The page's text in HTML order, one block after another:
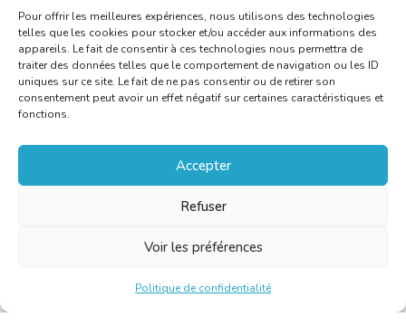
Pour offrir les meilleures expériences, nous utilisons des technologies
telles que les cookies pour stocker et/ou accéder aux informations des
appareils. Le fait de consentir à ces technologies nous permettra de
traiter des données telles que le comportement de navigation ou les ID
uniques sur ce site. Le fait de ne pas consentir ou de retirer son
consentement peut avoir un effet négatif sur certaines caractéristiques et
fonctions.
Accepter
Refuser
Voir les préférences
Politique de confidentialité